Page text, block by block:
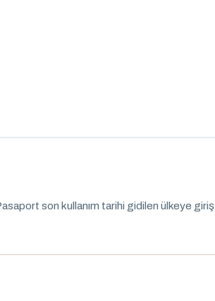
son kullanım tarihi gidilen ülkeye giriş